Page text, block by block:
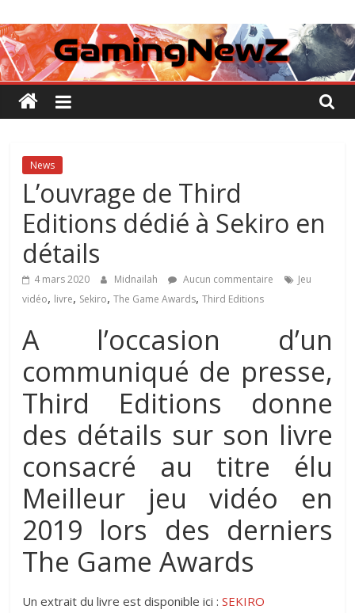
au
contenu
GamingNewZ
Tests
et
Actu
des
vidéo
News
L’ouvrage de Third
Editions dédié à Sekiro en
détails
4 mars 2020 Midnailah Aucun commentaire
Jeu
vidéo, livre, Sekiro,The Game Awards,Third Editions
A l’occasion d’un
communiqué de presse,
Third Editions donne
des détails sur son livre
consacré au titre élu
Meilleur jeu vidéo en
2019 lors des derniers
The Game Awards
Un extrait du livre est disponible ici :SEKIRO